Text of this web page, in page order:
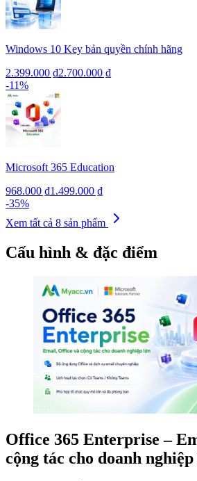
Windows 10 Key bản quyền chính hãng
2.399.000 ₫2.700.000 ₫
-11%
Microsoft 365 Education
968.000 ₫1.499.000 ₫
-35%
Xem tất cả 8 sản phẩm
Cấu hình & đặc điểm
Office 365 Enterprise –
cộng tác cho doanh